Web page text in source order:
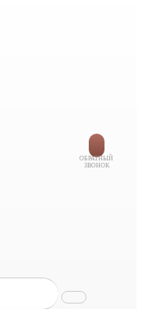
ОБРАТНЫЙ
ЗВОНОК